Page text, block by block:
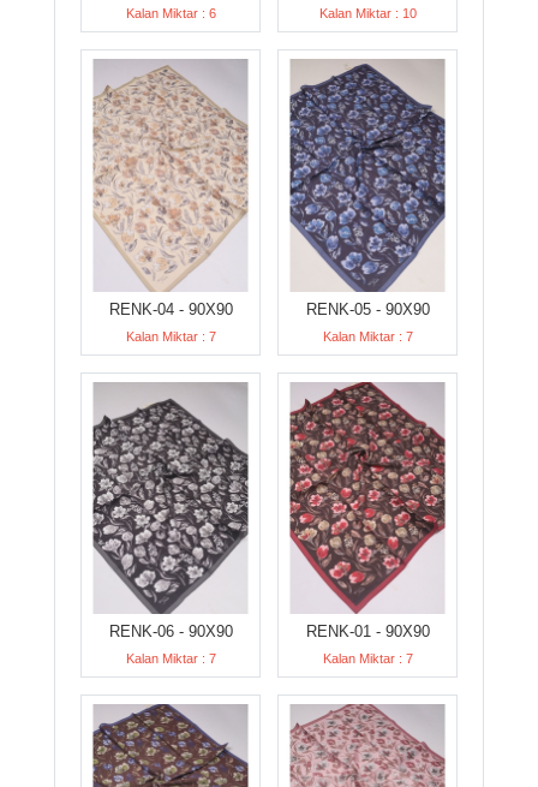
Kalan Miktar : 6 Kalan Miktar : 10
RENK-04 - 90X90
Kalan Miktar : 7
RENK-05 - 90X90
Kalan Miktar : 7
RENK-06 - 90X90
Kalan Miktar : 7
RENK-01 - 90X90
Kalan Miktar : 7